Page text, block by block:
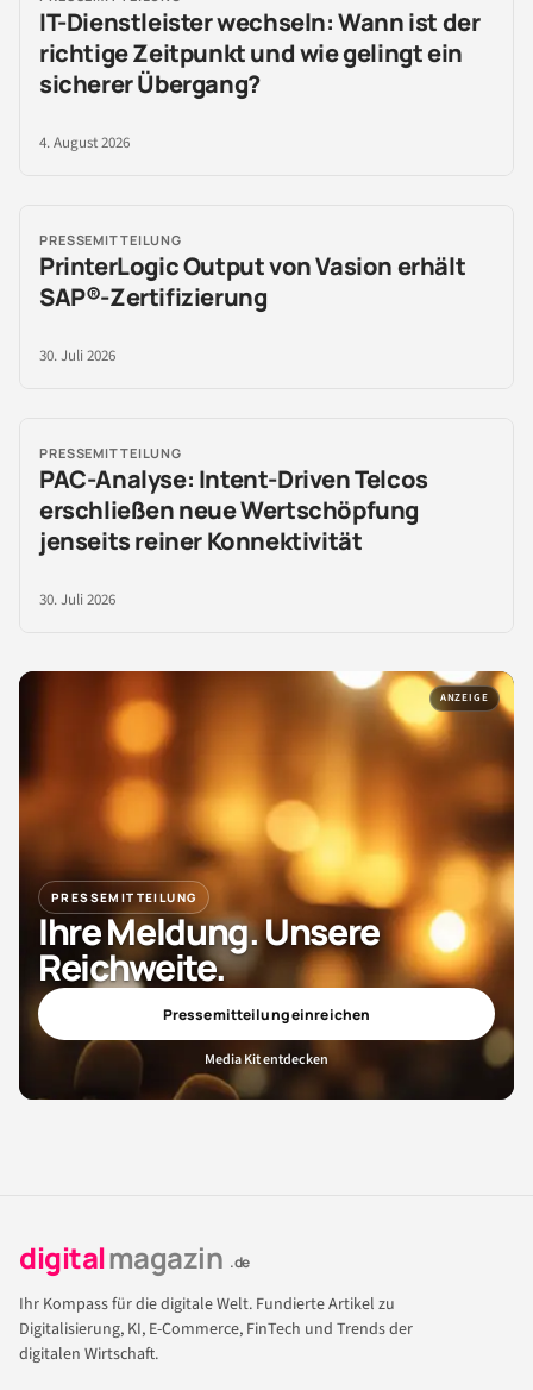
IT-Dienstleister wechseln: Wann ist der
richtige Zeitpunkt und wie gelingt ein
sicherer Übergang?
4. August 2026
PRESSEMITTEILUNG
PrinterLogic Output von Vasion erhält
SAP®-Zertifizierung
30. Juli 2026
PRESSEMITTEILUNG
PAC-Analyse: Intent-Driven Telcos
erschließen neue Wertschöpfung
jenseits reiner Konnektivität
30. Juli 2026
ANZEIGE
PRESSEMITTEILUNG
Ihre Meldung. Unsere
Reichweite.
Pressemitteilung einreichen
Media Kit entdecken
digitalmagazin .de
Ihr Kompass für die digitale Welt. Fundierte Artikel zu
Digitalisierung, KI, E-Commerce, FinTech und Trends der
digitalen Wirtschaft.